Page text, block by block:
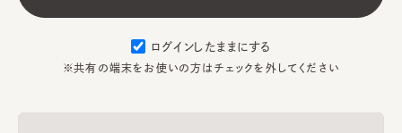
ログインしたままにする
※共有の端末をお使いの方はチェックを外してください